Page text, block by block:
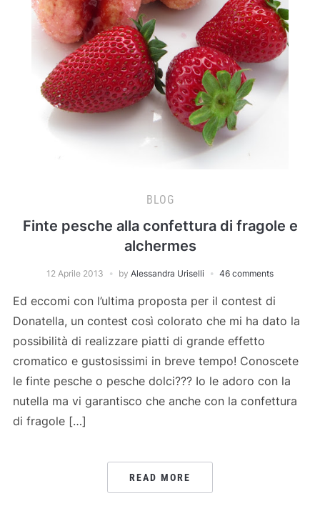
BLOG
Finte pesche alla confettura di fragole e
alchermes
12 Aprile 2013 by Alessandra Uriselli 46 comments
Ed eccomi con l’ultima proposta per il contest di
Donatella, un contest così colorato che mi ha dato la
possibilità di realizzare piatti di grande effetto
cromatico e gustosissimi in breve tempo! Conoscete
le finte pesche o pesche dolci??? Io le adoro con la
nutella ma vi garantisco che anche con la confettura
di fragole […]
READ MORE